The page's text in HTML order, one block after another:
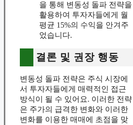
을 통해 변동성 돌파 전략을
활용하여 투자자들에게 월
평균 15%의 수익을 안겨주
었습니다.
결론 및 권장 행동
변동성 돌파 전략은 주식 시장에
서 투자자들에게 매력적인 접근
방식이 될 수 있어요. 이러한 전략
은 주가의 급격한 변화와 이러한
변화를 이용한 매매에 초점을 맞